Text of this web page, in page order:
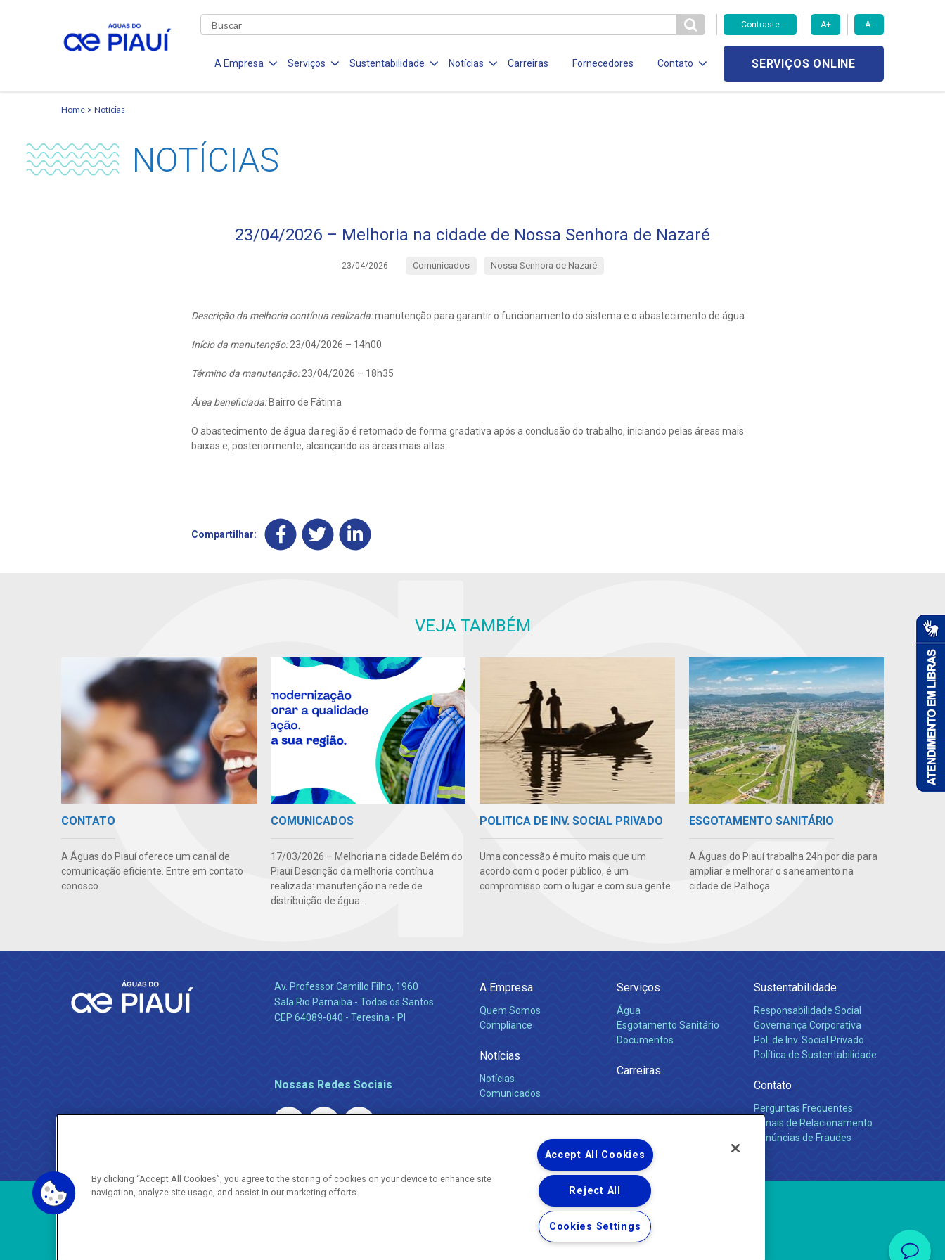
Contraste A+ A-
A Empresa Serviços Sustentabilidade Notícias Carreiras Fornecedores Contato SERVIÇOS ONLINE
Home Notícias
NOTÍCIAS
23/04/2026 – Melhoria na cidade de Nossa Senhora de Nazaré
23/04/2026 Comunicados Nossa Senhora de Nazaré
Descrição da melhoria contínua realizada:manutenção para garantir o funcionamento do sistema e o abastecimento de água.
Início da manutenção:23/04/2026 – 14h00
Término da manutenção:23/04/2026 – 18h35
Área beneficiada:Bairro de Fátima
O abastecimento de água da região é retomado de forma gradativa após a conclusão do trabalho, iniciando pelas áreas mais
baixas e, posteriormente, alcançando as áreas mais altas.
Compartilhar:
VEJA TAMBÉM
CONTATO
A Águas do Piauí oferece um canal de
comunicação eficiente. Entre em contato
conosco.
COMUNICADOS
17/03/2026 – Melhoria na cidade Belém do
Piauí Descrição da melhoria contínua
realizada: manutenção na rede de
distribuição de água...
POLITICA DE INV. SOCIAL PRIVADO
Uma concessão é muito mais que um
acordo com o poder público, é um
compromisso com o lugar e com sua gente.
ESGOTAMENTO SANITÁRIO
A Águas do Piauí trabalha 24h por dia para
ampliar e melhorar o saneamento na
cidade de Palhoça.
Av. Professor Camillo Filho, 1960
Sala Rio Parnaiba - Todos os Santos
CEP 64089-040 - Teresina - PI
Nossas Redes Sociais
A Empresa
Quem Somos
Compliance
Notícias
Notícias
Comunicados
Serviços
Água
Esgotamento Sanitário
Documentos
Carreiras
Sustentabilidade
Responsabilidade Social
Governança Corporativa
Pol. de Inv. Social Privado
Política de Sustentabilidade
Contato
Perguntas Frequentes
Canais de Relacionamento
Denúncias de Fraudes
Copyright ® 2026 - Todos os Direitos Reservados.
By clicking “Accept All Cookies”, you agree to the storing of cookies on your device to enhance site
navigation, analyze site usage, and assist in our marketing efforts.
Accept All Cookies
Reject All
Cookies Settings